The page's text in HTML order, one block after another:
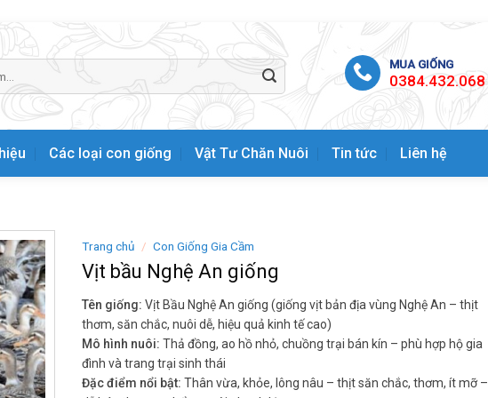
MUA GIỐNG
0384.432.068
Các loại con giống Vật Tư Chăn Nuôi Tin tức Liên hệ
Trang chủ / Con Giống Gia Cầm
Vịt bầu Nghệ An giống
Tên giống: Vịt Bầu Nghệ An giống (giống vịt bản địa vùng Nghệ An – thịt
thơm, săn chắc, nuôi dễ, hiệu quả kinh tế cao)
Mô hình nuôi: Thả đồng, ao hồ nhỏ, chuồng trại bán kín – phù hợp hộ gia
đình và trang trại sinh thái
Đặc điểm nổi bật: Thân vừa, khỏe, lông nâu – thịt săn chắc, thơm, ít mỡ –